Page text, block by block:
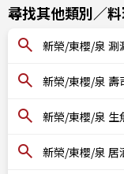
尋找其他類別／
新榮/東櫻/泉 涮
新榮/東櫻/泉 壽
新榮/東櫻/泉 生
新榮/東櫻/泉 居